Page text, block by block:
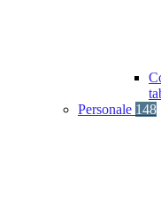
Personale 148